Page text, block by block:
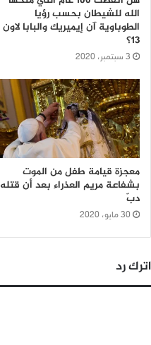
الله للشيطان بحسب رؤيا
الطوباوية آن إيميريك والبابا لاون
13؟
3 سبتمبر، 2020
معجزة قيامة طفل من الموت
بشفاعة مريم العذراء بعد أن قتله
دبّ
30 مايو، 2020
اترك رد